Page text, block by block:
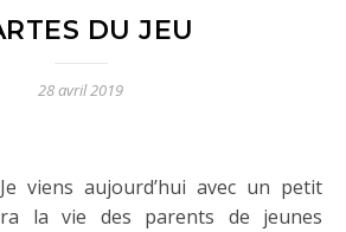
DU JEU
28 avril 2019
viens aujourd’hui avec un petit
la vie des parents de jeunes